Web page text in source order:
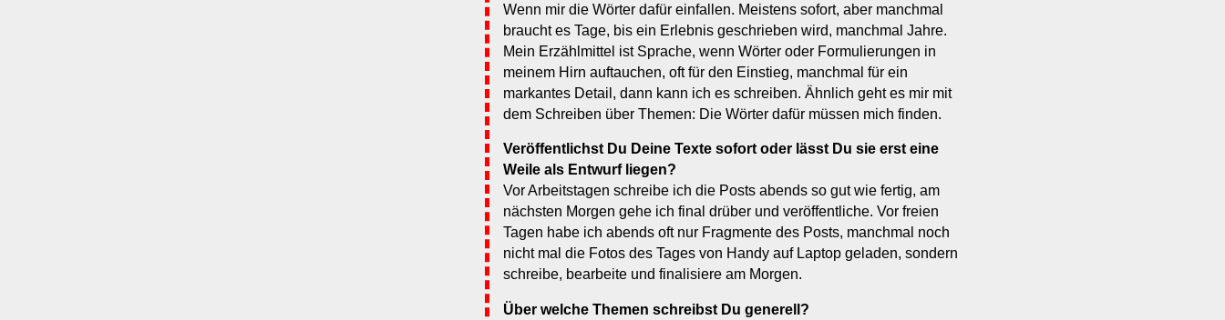
Wenn mir die Wörter dafür einfallen. Meistens sofort, aber manchmal
braucht es Tage, bis ein Erlebnis geschrieben wird, manchmal Jahre.
Mein Erzählmittel ist Sprache, wenn Wörter oder Formulierungen in
meinem Hirn auftauchen, oft für den Einstieg, manchmal für ein
markantes Detail, dann kann ich es schreiben. Ähnlich geht es mir mit
dem Schreiben über Themen: Die Wörter dafür müssen mich finden.
Veröffentlichst Du Deine Texte sofort oder lässt Du sie erst eine
Weile als Entwurf liegen?
Vor Arbeitstagen schreibe ich die Posts abends so gut wie fertig, am
nächsten Morgen gehe ich final drüber und veröffentliche. Vor freien
Tagen habe ich abends oft nur Fragmente des Posts, manchmal noch
nicht mal die Fotos des Tages von Handy auf Laptop geladen, sondern
schreibe, bearbeite und finalisiere am Morgen.
Über welche Themen schreibst Du generell?